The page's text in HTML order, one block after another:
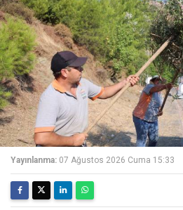
Yayınlanma: 07 Ağustos 2026 Cuma 15:33